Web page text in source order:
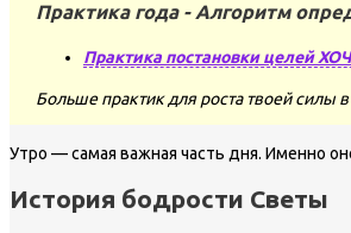
Практика года - Алгоритм
Практика постановки целей
Больше практик для роста твоей силы
Утро — самая важная часть дня. Именно
История бодрости Светы